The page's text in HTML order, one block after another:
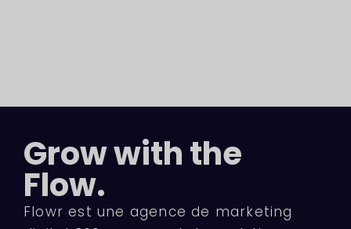
Grow with the
Flow.
Flowr est une agence de marketing